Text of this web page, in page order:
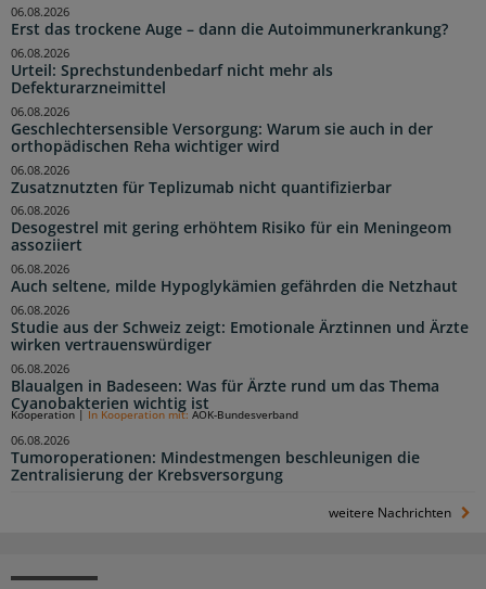
Erst das trockene Auge – dann die Autoimmunerkrankung?
06.08.2026
Urteil: Sprechstundenbedarf nicht mehr als
Defekturarzneimittel
06.08.2026
Geschlechtersensible Versorgung: Warum sie auch in der
orthopädischen Reha wichtiger wird
06.08.2026
Zusatznutzten für Teplizumab nicht quantifizierbar
06.08.2026
Desogestrel mit gering erhöhtem Risiko für ein Meningeom
assoziiert
06.08.2026
Auch seltene, milde Hypoglykämien gefährden die Netzhaut
06.08.2026
Studie aus der Schweiz zeigt: Emotionale Ärztinnen und Ärzte
wirken vertrauenswürdiger
06.08.2026
Blaualgen in Badeseen: Was für Ärzte rund um das Thema
Cyanobakterien wichtig ist
06.08.2026
Tumoroperationen: Mindestmengen beschleunigen die
Zentralisierung der Krebsversorgung
Kooperation In Kooperation mit: AOK-Bundesverband
06.08.2026
weitere Nachrichten